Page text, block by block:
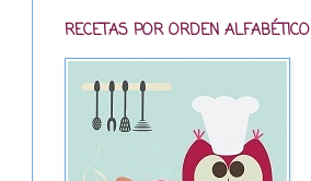
RECETAS POR ORDEN ALFABÉTICO